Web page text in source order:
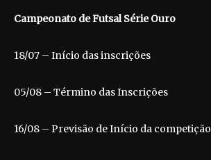
Campeonato de Futsal Série Ouro
18/07 – Início das inscrições
05/08 – Término das Inscrições
16/08 – Previsão de Início da competição